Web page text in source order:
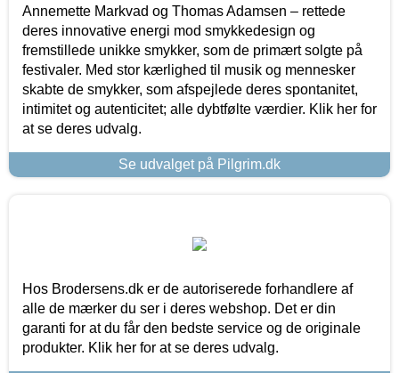
Annemette Markvad og Thomas Adamsen – rettede
deres innovative energi mod smykkedesign og
fremstillede unikke smykker, som de primært solgte på
festivaler. Med stor kærlighed til musik og mennesker
skabte de smykker, som afspejlede deres spontanitet,
intimitet og autenticitet; alle dybtfølte værdier. Klik her for
at se deres udvalg.
Se udvalget på Pilgrim.dk
Hos Brodersens.dk er de autoriserede forhandlere af
alle de mærker du ser i deres webshop. Det er din
garanti for at du får den bedste service og de originale
produkter. Klik her for at se deres udvalg.